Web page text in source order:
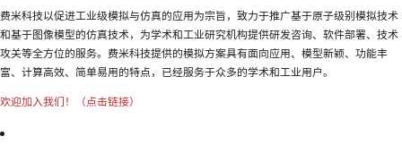
费米科技以促进工业级模拟与仿真的应用为宗旨，致力于推广基于原子级别模拟技术
和基于图像模型的仿真技术，为学术和工业研究机构提供研发咨询、软件部署、技术
攻关等全方位的服务。费米科技提供的模拟方案具有面向应用、模型新颖、功能丰
富、计算高效、简单易用的特点，已经服务于众多的学术和工业用户。
欢迎加入我们！（点击链接）